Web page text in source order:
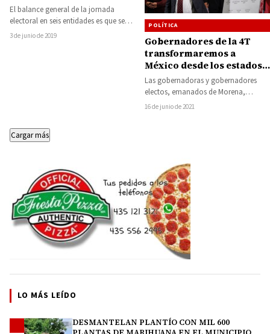
El balance general de la jornada
electoral en seis entidades es que se
desarrolló en paz y «celebró…
3 de junio de 2019
POLÍTICA
Gobernadores de la 4T
transformaremos a
México desde los estados:
Alfredo Ramírez
Las gobernadoras y gobernadores
electos, emanados de Morena,
acordaron trabajar en unidad y
16 de junio de 2021
Cargar más
LO MÁS LEÍDO
DESMANTELAN PLANTÍO CON MIL 600